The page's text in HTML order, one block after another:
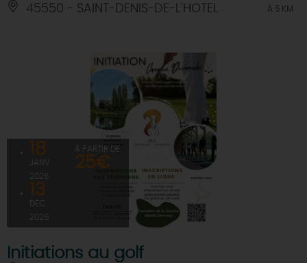
45550 - SAINT-DENIS-DE-L'HOTEL À 5 KM
18
JANV
2026
13
DÉC
2026
À PARTIR DE
25€
Initiations au golf